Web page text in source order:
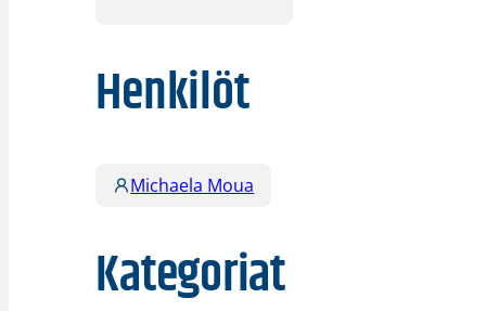
Henkilöt
Michaela Moua
Kategoriat